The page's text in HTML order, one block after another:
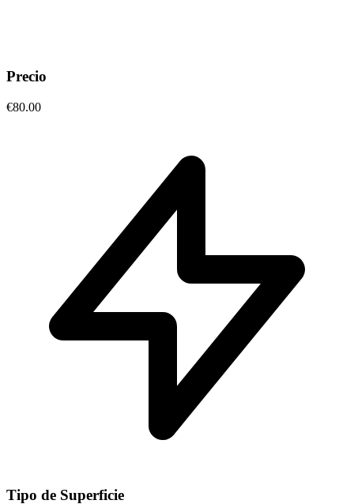
Precio
€80.00
Tipo de Superficie